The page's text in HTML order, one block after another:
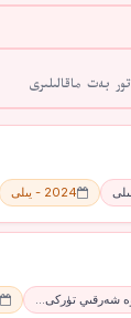
تور بەت ماقالىلىرى
2024 - يىلى
ۋە شەرقىي تۈركى…